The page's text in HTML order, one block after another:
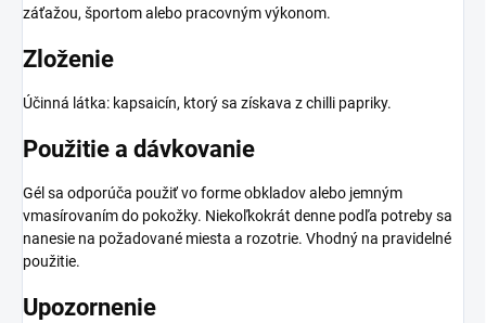
záťažou, športom alebo pracovným výkonom.
Zloženie
Účinná látka: kapsaicín, ktorý sa získava z chilli papriky.
Použitie a dávkovanie
Gél sa odporúča použiť vo forme obkladov alebo jemným
vmasírovaním do pokožky. Niekoľkokrát denne podľa potreby sa
nanesie na požadované miesta a rozotrie. Vhodný na pravidelné
použitie.
Upozornenie